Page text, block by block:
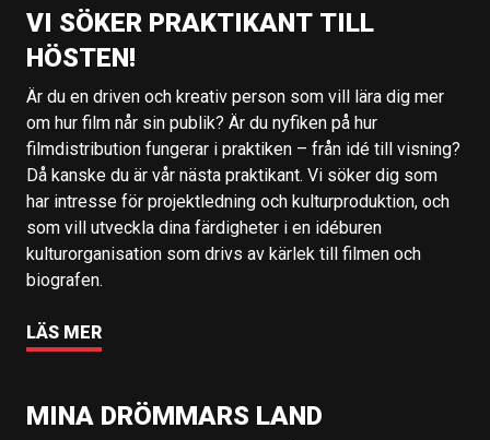
VI SÖKER PRAKTIKANT TILL
HÖSTEN!
Är du en driven och kreativ person som vill lära dig mer
om hur film når sin publik? Är du nyfiken på hur
filmdistribution fungerar i praktiken – från idé till visning?
Då kanske du är vår nästa praktikant. Vi söker dig som
har intresse för projektledning och kulturproduktion, och
som vill utveckla dina färdigheter i en idéburen
kulturorganisation som drivs av kärlek till filmen och
biografen.
LÄS MER
MINA DRÖMMARS LAND